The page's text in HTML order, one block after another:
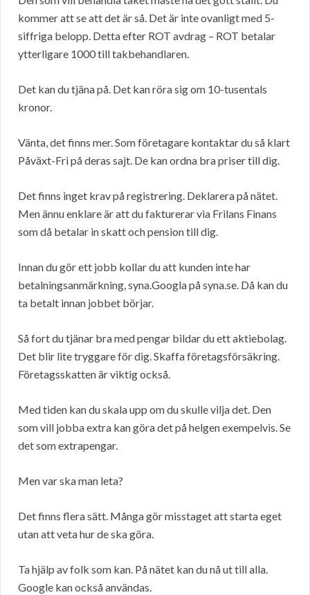
kommer att se att det är så. Det är inte ovanligt med 5-
siffriga belopp. Detta efter ROT avdrag – ROT betalar
ytterligare 1000 till takbehandlaren.
Det kan du tjäna på. Det kan röra sig om 10-tusentals
kronor.
Vänta, det finns mer. Som företagare kontaktar du så klart
Påväxt-Fri på deras sajt. De kan ordna bra priser till dig.
Det finns inget krav på registrering. Deklarera på nätet.
Men ännu enklare är att du fakturerar via Frilans Finans
som då betalar in skatt och pension till dig.
Innan du gör ett jobb kollar du att kunden inte har
betalningsanmärkning, syna.Googla på syna.se. Då kan du
ta betalt innan jobbet börjar.
Så fort du tjänar bra med pengar bildar du ett aktiebolag.
Det blir lite tryggare för dig. Skaffa företagsförsäkring.
Företagsskatten är viktig också.
Med tiden kan du skala upp om du skulle vilja det. Den
som vill jobba extra kan göra det på helgen exempelvis. Se
det som extrapengar.
Men var ska man leta?
Det finns flera sätt. Många gör misstaget att starta eget
utan att veta hur de ska göra.
Ta hjälp av folk som kan. På nätet kan du nå ut till alla.
Google kan också användas.